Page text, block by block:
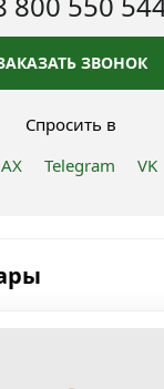
ЗВОНОК
Спросить в
Telegram VK